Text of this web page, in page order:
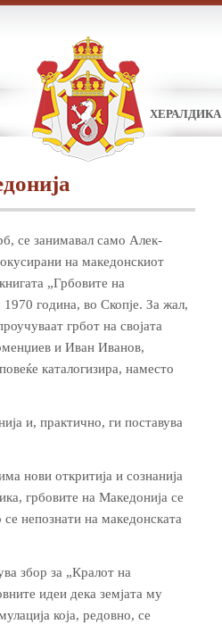
ХЕРАЛДИКА
се занимавал само Алек­
на македонскиот
„Грбовите на
го­д­­ина, во Скопје. За жал,
грбот на својата
и Иван Иванов,
каталогизира, наместо
и, практично, ги поставува
нови откритија и сознанија
грбовите на Македонија се
непознати на македонската
збор за „Кралот на
идеи дека земјата му
која, редовно, се